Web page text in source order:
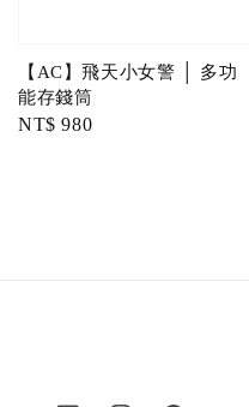
【AC】飛天小女警 │ 多功
能存錢筒
Regular
NT$ 980